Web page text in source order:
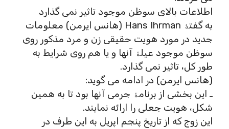
اطلاعات بالای سوظن موجود تاثیر نمی گذارد
به گفتۀ Hans Ihrman (هانس ایرمن) معلومات
جدید در مورد هویت حقیقی زن و مرد مذکور روی
سوظن موجود عیلۀ آنها و یا هم روی شرایط به
طور کل، تاثیر نمی گذارد.
(هانس ایرمن) در ادامه می گوید:
ـ این بخشی از برنامۀ جرمی آنها بود تا به همین
شکل، هویت جعلی را ارائه نمایند.
این زوج که از تاریخ پنجم اپریل به این طرف در